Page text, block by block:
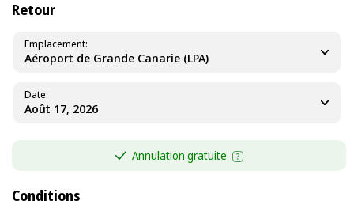
Retour
Aéroport de Grande Canarie (LPA)
Emplacement
Date
Annulation gratuite
Conditions